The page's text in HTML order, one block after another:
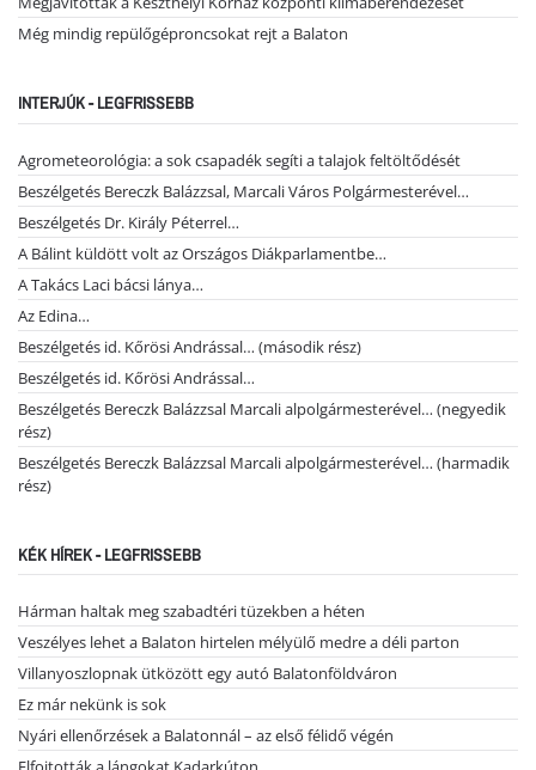
Még mindig repülőgéproncsokat rejt a Balaton
INTERJÚK - LEGFRISSEBB
Agrometeorológia: a sok csapadék segíti a talajok feltöltődését
Beszélgetés Bereczk Balázzsal, Marcali Város Polgármesterével…
Beszélgetés Dr. Király Péterrel…
A Bálint küldött volt az Országos Diákparlamentbe…
A Takács Laci bácsi lánya…
Az Edina…
Beszélgetés id. Kőrösi Andrással… (második rész)
Beszélgetés id. Kőrösi Andrással…
Beszélgetés Bereczk Balázzsal Marcali alpolgármesterével… (negyedik
rész)
Beszélgetés Bereczk Balázzsal Marcali alpolgármesterével… (harmadik
rész)
KÉK HÍREK - LEGFRISSEBB
Hárman haltak meg szabadtéri tüzekben a héten
Veszélyes lehet a Balaton hirtelen mélyülő medre a déli parton
Villanyoszlopnak ütközött egy autó Balatonföldváron
Ez már nekünk is sok
Nyári ellenőrzések a Balatonnál – az első félidő végén